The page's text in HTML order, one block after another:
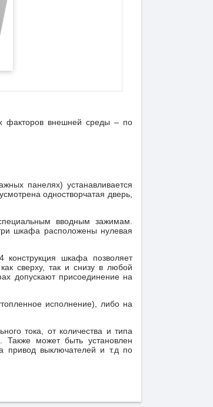
факторов внешней среды – по
панелях) устанавливается
одностворчатая дверь,
вводным зажимам.
шкафа расположены нулевая
шкафа позволяет
сверху, так и снизу в любой
допускают присоединение на
исполнение), либо на
тока, от количества и типа
Также может быть установлен
привод выключателей и т.д по